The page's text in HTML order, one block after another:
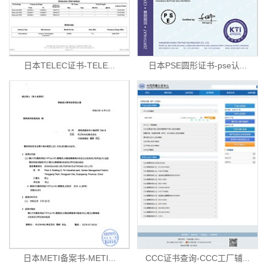
日本TELEC证书-TELE... 日本PSE圆形证书-pse认...
日本METI备案书-METI... CCC证书查询-CCC工厂辅...